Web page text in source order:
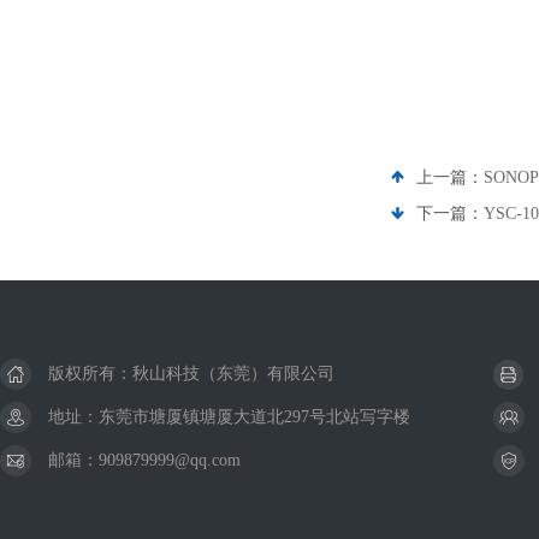
上一篇：
下一篇： YSC-
版权所有：秋山科技（东莞）有限公司
地址：东莞市塘厦镇塘厦大道北297号北站写字楼
邮箱：909879999@qq.com